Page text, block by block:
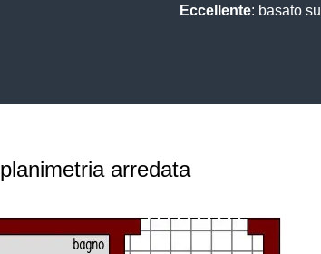
Eccellente: basato su
planimetria arredata